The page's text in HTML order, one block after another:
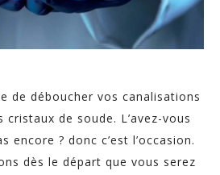
de déboucher vos canalisations
cristaux de soude. L’avez-vous
encore ? donc c’est l’occasion.
dès le départ que vous serez